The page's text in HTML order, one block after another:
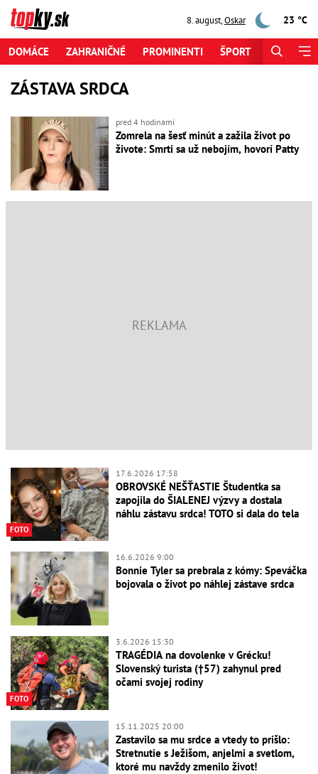
8. august,Oskar 23 °C
DOMÁCE ZAHRANIČNÉ PROMINENTI ŠPORT
ZÁSTAVA SRDCA
pred 4 hodinami
Zomrela na šesť minút a zažila život po
živote: Smrti sa už nebojím, hovorí Patty
FOTO
17.6.2026 17:58
OBROVSKÉ NEŠŤASTIE Študentka sa
zapojila do ŠIALENEJ výzvy a dostala
náhlu zástavu srdca! TOTO si dala do tela
16.6.2026 9:00
Bonnie Tyler sa prebrala z kómy: Speváčka
bojovala o život po náhlej zástave srdca
FOTO
3.6.2026 15:30
TRAGÉDIA na dovolenke v Grécku!
Slovenský turista (†57) zahynul pred
očami svojej rodiny
15.11.2025 20:00
Zastavilo sa mu srdce a vtedy to prišlo:
Stretnutie s Ježišom, anjelmi a svetlom,
ktoré mu navždy zmenilo život!